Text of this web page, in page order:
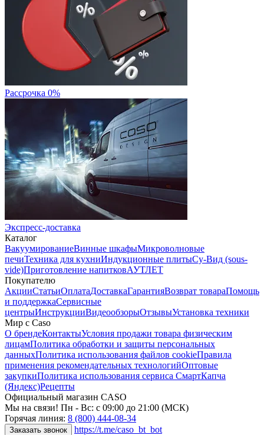
Рассрочка 0%
Экспресс-доставка
Каталог
ВакуумированиеВинные шкафыМикроволновые
печиТехника для кухниИндукционные плитыСу-Вид (sous-
vide)Приготовление напитковАУТЛЕТ
Покупателю
АкцииСтатьиОплатаДоставкаГарантияВозврат товараПомощь
и поддержкаСервисные
центрыИнструкцииВидеообзорыОтзывыУстановка техники
Мир с Caso
О брендеКонтактыУсловия продажи товара физическим
лицамПолитика обработки и защиты персональных
данныхПолитика использования файлов cookieПравила
применения рекомендательных технологийОптовые
закупкиПолитика использования сервиса СмартКапча
(Яндекс)Рецепты
Официальный магазин CASO
Мы на связи! Пн - Вс: с 09:00 до 21:00 (МСК)
Горячая линия: 8 (800) 444-08-34
Заказать звонок https://t.me/caso_bt_bot